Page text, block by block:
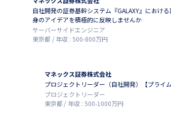
自社開発の証券基幹システム『GALAXY』におけ
身のアイデアを積極的に反映しませんか
サーバーサイドエンジニア
東京都
年収 :500-800万円
マネックス証券株式会社
プロジェクトリーダー（自社開発）【プライ
プロジェクトリーダー
東京都
年収 : 500-1000万円